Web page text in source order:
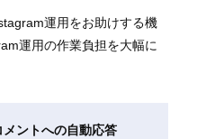
運用をお助けする機
運用の作業負担を大幅に
ントへの自動応答